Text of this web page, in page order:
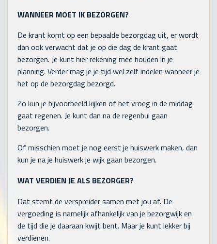
WANNEER MOET IK BEZORGEN?
De krant komt op een bepaalde bezorgdag uit, er wordt
dan ook verwacht dat je op die dag de krant gaat
bezorgen. Je kunt hier rekening mee houden in je
planning. Verder mag je je tijd wel zelf indelen wanneer je
het op de bezorgdag bezorgd.
Zo kun je bijvoorbeeld kijken of het vroeg in de middag
gaat regenen. Je kunt dan na de regenbui gaan
bezorgen.
Of misschien moet je nog eerst je huiswerk maken, dan
kun je na je huiswerk je wijk gaan bezorgen.
WAT VERDIEN JE ALS BEZORGER?
Dat stemt de verspreider samen met jou af. De
vergoeding is namelijk afhankelijk van je bezorgwijk en
de tijd die je daaraan kwijt bent. Maar je kunt lekker bij
verdienen.